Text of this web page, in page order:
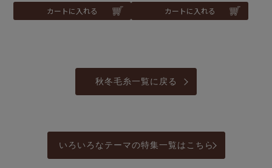
カートに入れる カートに入れる
秋冬毛糸一覧に戻る
いろいろなテーマの特集一覧はこちら